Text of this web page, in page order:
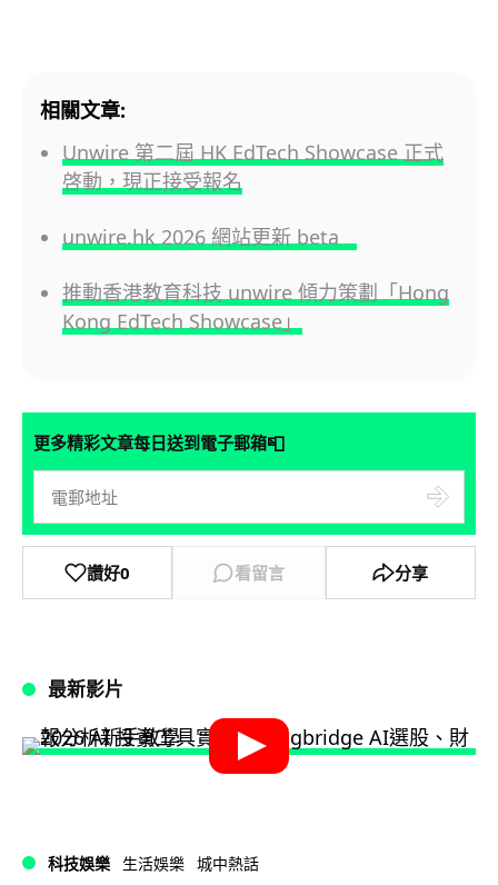
相關文章:
Unwire 第二屆 HK EdTech Showcase 正式
啓動，現正接受報名
unwire.hk 2026 網站更新 beta
推動香港教育科技 unwire 傾力策劃「Hong
Kong EdTech Showcase」
更多精彩文章每日送到電子郵箱📮
讚好0 看留言 分享
最新影片
科技娛樂 生活娛樂 城中熱話